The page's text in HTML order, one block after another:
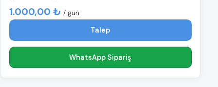
1.000,00 ₺ / gün
Talep
WhatsApp Sipariş